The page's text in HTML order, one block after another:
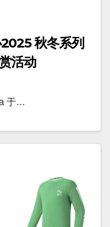
秋冬系列
活动
于…